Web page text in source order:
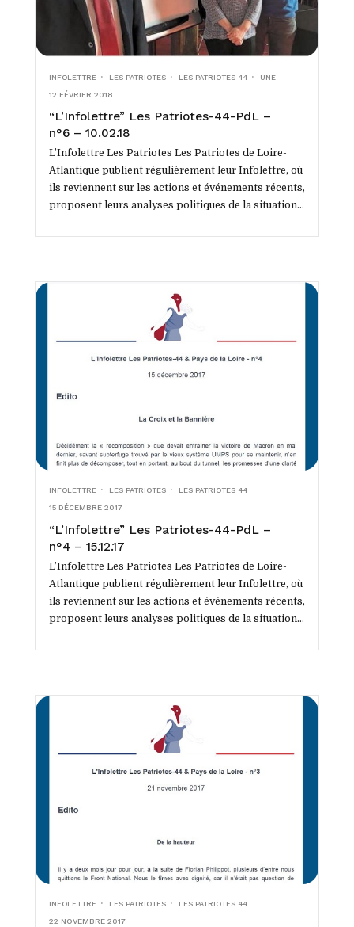
INFOLETTRE LES PATRIOTES LES PATRIOTES 44
UNE
12 FÉVRIER 2018
“L’Infolettre” Les Patriotes-44-PdL –
n°6 – 10.02.18
L’Infolettre Les Patriotes Les Patriotes de Loire-
Atlantique publient régulièrement leur Infolettre, où
ils reviennent sur les actions et événements récents,
proposent leurs analyses politiques de la situation
INFOLETTRE LES PATRIOTES
LES PATRIOTES 44
15 DÉCEMBRE 2017
“L’Infolettre” Les Patriotes-44-PdL –
n°4 – 15.12.17
L’Infolettre Les Patriotes Les Patriotes de Loire-
Atlantique publient régulièrement leur Infolettre, où
ils reviennent sur les actions et événements récents,
proposent leurs analyses politiques de la situation
INFOLETTRE LES PATRIOTES
LES PATRIOTES 44
22 NOVEMBRE 2017